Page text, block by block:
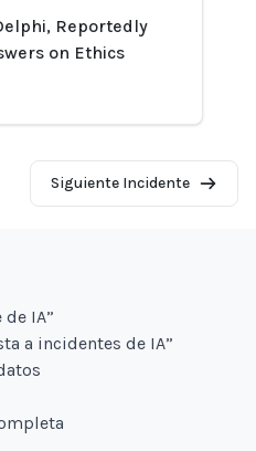
Reportedly
on Ethics
Siguiente Incidente
IA”
a incidentes de IA”